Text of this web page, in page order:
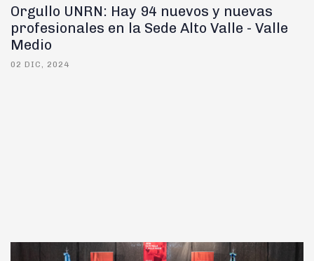
Orgullo UNRN: Hay 94 nuevos y nuevas
profesionales en la Sede Alto Valle - Valle
Medio
02 DIC, 2024